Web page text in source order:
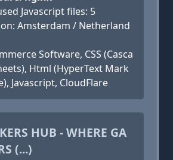
Javascript files: 5
Amsterdam / Netherland
Software, CSS (Casca
Html (HyperText Mark
Javascript, CloudFlare
HUB - WHERE GA
(...)